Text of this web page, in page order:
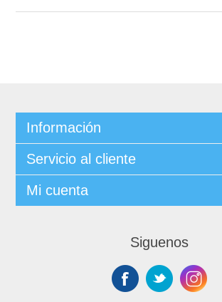
Información
Servicio al cliente
Mi cuenta
Siguenos